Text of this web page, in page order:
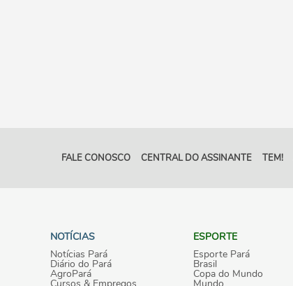
FALE CONOSCO CENTRAL DO ASSINANTE TEM!
NOTÍCIAS
Notícias Pará
Diário do Pará
AgroPará
Cursos & Empregos
ESPORTE
Esporte Pará
Brasil
Copa do Mundo
Mundo